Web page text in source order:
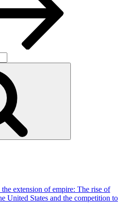
the extension of empire: The rise of
United States and the competition to